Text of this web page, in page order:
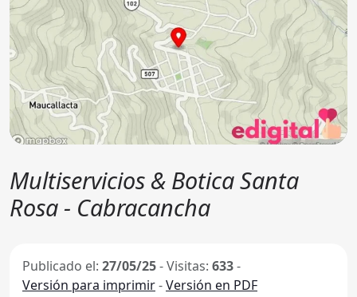
Multiservicios & Botica Santa
Rosa - Cabracancha
Publicado el: 27/05/25-Visitas: 633-
Versión para imprimir-Versión en PDF